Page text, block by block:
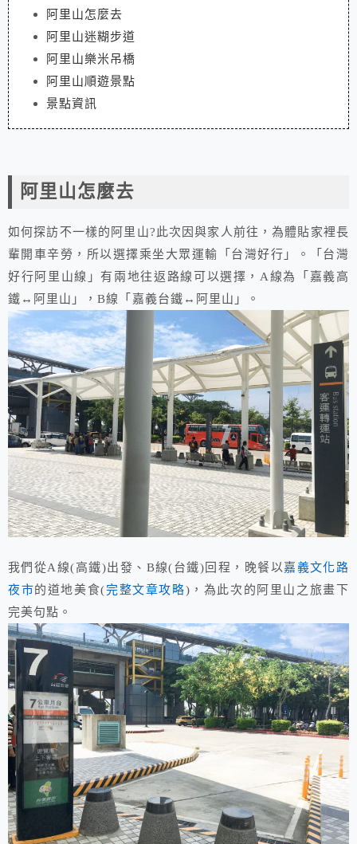
阿里山怎麼去
阿里山迷糊步道
阿里山樂米吊橋
阿里山順遊景點
景點資訊
阿里山怎麼去
如何探訪不一樣的阿里山?此次因與家人前往，為體貼家裡長
輩開車辛勞，所以選擇乘坐大眾運輸「台灣好行」。「台灣
好行阿里山線」有兩地往返路線可以選擇，A線為「嘉義高
鐵↔阿里山」，B線「嘉義台鐵↔阿里山」。
我們從A線(高鐵)出發、B線(台鐵)回程，晚餐以嘉義文化路
夜市的道地美食(完整文章攻略)，為此次的阿里山之旅畫下
完美句點。